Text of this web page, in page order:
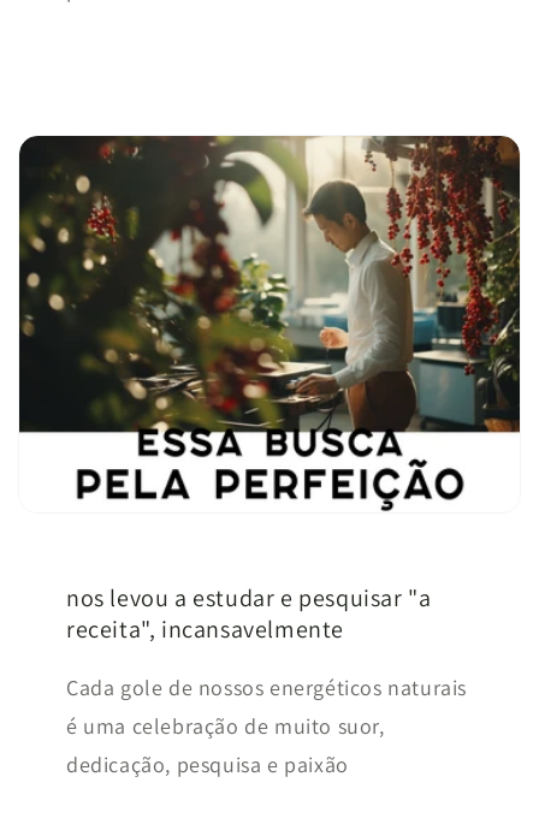
nos levou a estudar e pesquisar "a
receita", incansavelmente
Cada gole de nossos energéticos naturais
é uma celebração de muito suor,
dedicação, pesquisa e paixão